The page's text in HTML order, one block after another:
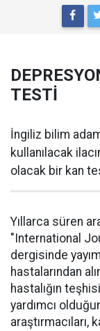
TESTİ
İngiliz bilim
kullanılacak
olacak bir kan
Yıllarca süren
"International
dergisinde
hastalarından
hastalığın
yardımcı
araştırmacıları,